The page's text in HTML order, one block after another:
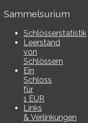
Sammelsurium
Schlösserstatistik
Leerstand
von
Schlössern
Ein
Schloss
für
1 EUR
Links
& Verlinkungen